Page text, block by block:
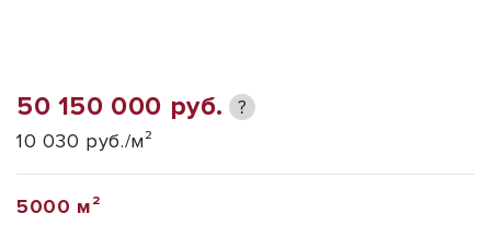
50 150 000 руб. ?
10 030 руб./м²
5000 м²